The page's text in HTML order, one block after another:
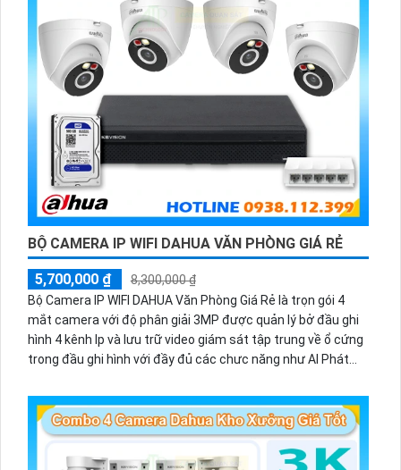
BỘ CAMERA IP WIFI DAHUA VĂN PHÒNG GIÁ RẺ
5,700,000 ₫
8,300,000 ₫
Bộ Camera IP WIFI DAHUA Văn Phòng Giá Rẻ là trọn gói 4
mắt camera với độ phân giải 3MP được quản lý bở đầu ghi
hình 4 kênh Ip và lưu trữ video giám sát tập trung về ổ cứng
trong đầu ghi hình với đầy đủ các chưc năng như AI Phát
có màu vào ban đêm